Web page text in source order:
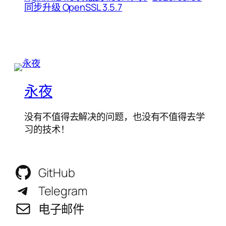
同步升级 OpenSSL 3.5.7
永夜
没有不值得去解决的问题，也没有不值得去学
习的技术！
GitHub
Telegram
电子邮件